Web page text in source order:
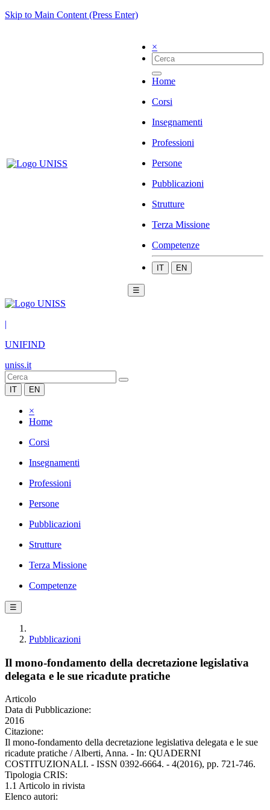
Skip to Main Content (Press Enter)
×
Home
Corsi
Insegnamenti
Professioni
Persone
Pubblicazioni
Strutture
Terza Missione
Competenze
IT EN
☰
|
UNIFIND
uniss.it
IT EN
×
Home
Corsi
Insegnamenti
Professioni
Persone
Pubblicazioni
Strutture
Terza Missione
Competenze
☰
Pubblicazioni
Il mono-fondamento della decretazione legislativa
delegata e le sue ricadute pratiche
Articolo
Data di Pubblicazione:
2016
Citazione:
Il mono-fondamento della decretazione legislativa delegata e le sue
ricadute pratiche / Alberti, Anna. - In: QUADERNI
COSTITUZIONALI. - ISSN 0392-6664. - 4(2016), pp. 721-746.
Tipologia CRIS:
1.1 Articolo in rivista
Elenco autori: